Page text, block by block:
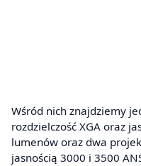
Wśród nich znajdziemy
rozdzielczość XGA oraz
lumenów oraz dwa
jasnością 3000 i 3500